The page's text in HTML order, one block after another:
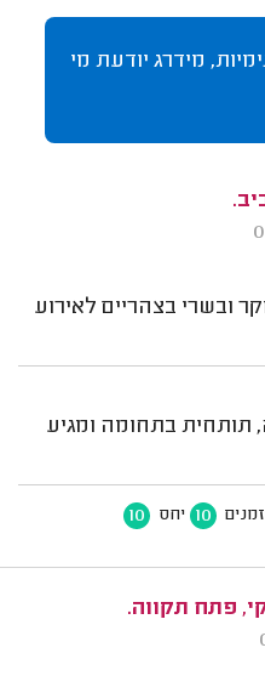
מידרג יודעת מי
ובשרי בצהריים לאירוע
תותחית בתחומה ומגיע
זמנים 10 יחס 10
פתח תקווה.